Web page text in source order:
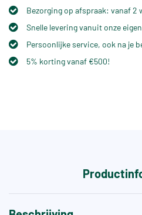
Bezorging op afspraak: vanaf 2
Snelle levering vanuit onze
Persoonlijke service, ook na je
5% korting vanaf €500!